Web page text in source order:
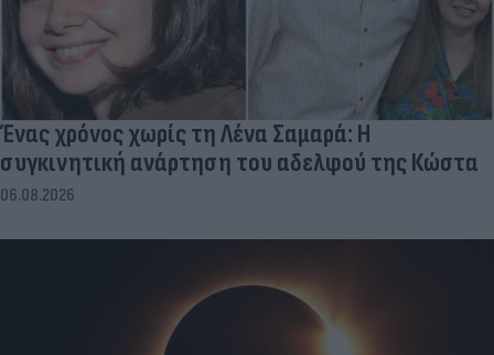
Ένας χρόνος χωρίς τη Λένα Σαμαρά: Η
συγκινητική ανάρτηση του αδελφού της Κώστα
06.08.2026